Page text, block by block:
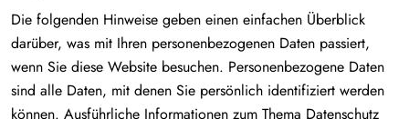
Die folgenden Hinweise geben einen einfachen Überblick
darüber, was mit Ihren personenbezogenen Daten passiert,
wenn Sie diese Website besuchen. Personenbezogene Daten
sind alle Daten, mit denen Sie persönlich identifiziert werden
können. Ausführliche Informationen zum Thema Datenschutz